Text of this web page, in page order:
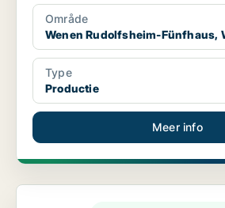
Område
Wenen Rudolfsheim-Fünfhaus,
Type
Productie
Meer info